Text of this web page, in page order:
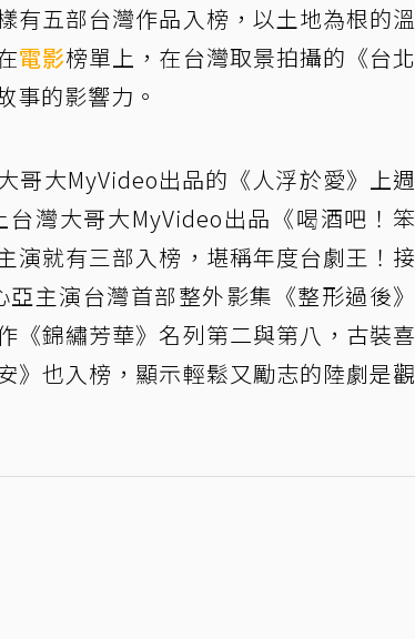
有五部台灣作品入榜，以土地為根的溫
電影榜單上，在台灣取景拍攝的《台北
事的影響力。
哥大MyVideo出品的《人浮於愛》上週
灣大哥大MyVideo出品《喝酒吧！笨
演就有三部入榜，堪稱年度台劇王！接
主演台灣首部整外影集《整形過後》
《錦繡芳華》名列第二與第八，古裝喜
》也入榜，顯示輕鬆又勵志的陸劇是觀